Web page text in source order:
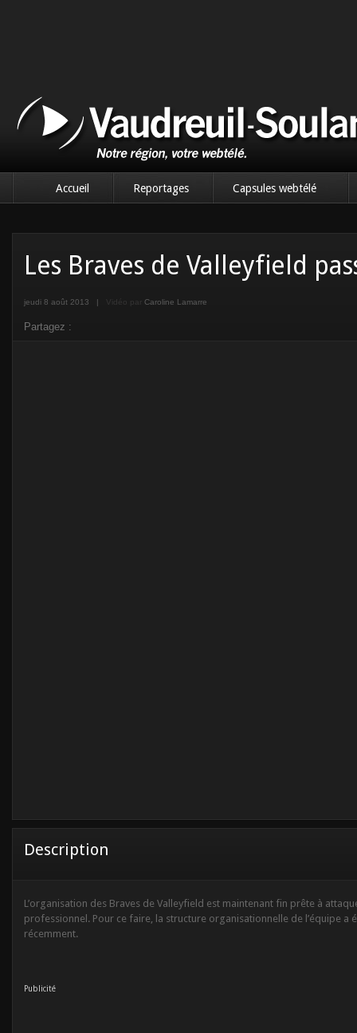
Accueil Reportages Capsules webtélé
Les Braves de Valleyfield
jeudi 8 août 2013 | Vidéo par Caroline Lamarre
Partagez :
Description
L’organisation des Braves de Valleyfield est maintenant fin prête à
professionnel. Pour ce faire, la structure organisationnelle de l’équipe a
récemment.
Publicité